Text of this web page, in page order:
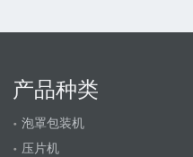
产品种类
泡罩包装机
压片机